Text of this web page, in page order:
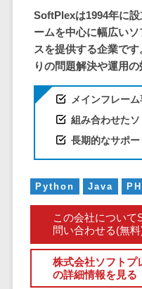
モバイ
ホテ
人材派
校務支
Web出
バー
農業支
SoftPlexは1994年に
ームを中心に幅広い
スを提供する企業で
りの問題解決や運用の
メインフレーム
組み合わせた
長期的なサポー
Python Java
この会社について
問い合わせる(無料
株式会社ソフトプ
の詳細情報を見る